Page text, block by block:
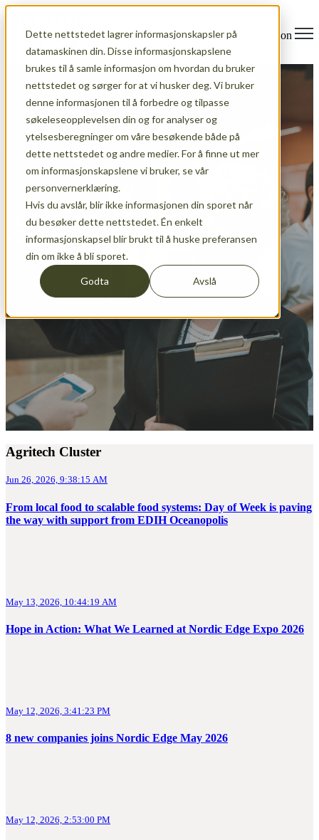
Dette nettstedet lagrer informasjonskapsler på
datamaskinen din. Disse informasjonskapslene
brukes til å samle informasjon om hvordan du bruker
nettstedet og sørger for at vi husker deg. Vi bruker
denne informasjonen til å forbedre og tilpasse
søkeleseopplevelsen din og for analyser og
ytelsesberegninger om våre besøkende både på
dette nettstedet og andre medier. For å finne ut mer
om informasjonskapslene vi bruker, se vår
personvernerklæring.
Hvis du avslår, blir ikke informasjonen din sporet når
du besøker dette nettstedet. Én enkelt
informasjonskapsel blir brukt til å huske preferansen
din om ikke å bli sporet.
Godta Avslå
Open main navigation
News
Agritech Cluster
Jun 26, 2026, 9:38:15 AM
From local food to scalable food systems: Day of Week is paving
the way with support from EDIH Oceanopolis
May 13, 2026, 10:44:19 AM
Hope in Action: What We Learned at Nordic Edge Expo 2026
May 12, 2026, 3:41:23 PM
8 new companies joins Nordic Edge May 2026
May 12, 2026, 2:53:00 PM